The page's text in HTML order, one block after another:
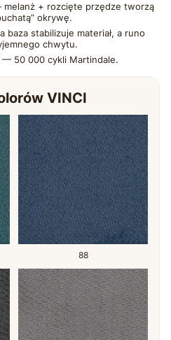
+ rozcięte przędze tworzą
okrywę.
baza stabilizuje materiał, a runo
chwytu.
— 50 000 cykli Martindale.
VINCI
88